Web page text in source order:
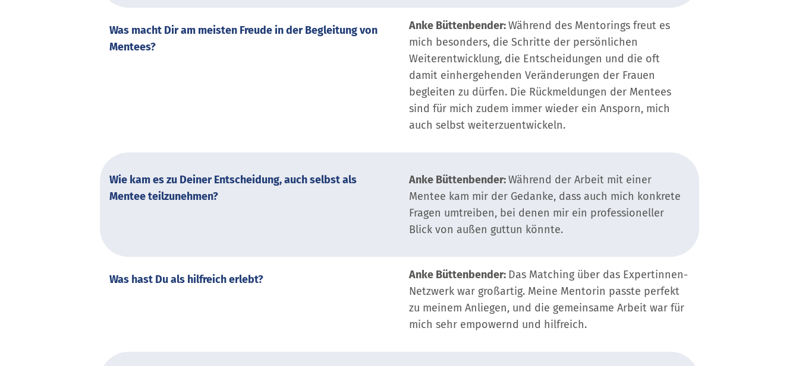
Was macht Dir am meisten Freude in der Begleitung von
Mentees?
Anke Büttenbender:Während des Mentorings freut es
mich besonders, die Schritte der persönlichen
Weiterentwicklung, die Entscheidungen und die oft
damit einhergehenden Veränderungen der Frauen
begleiten zu dürfen. Die Rückmeldungen der Mentees
sind für mich zudem immer wieder ein Ansporn, mich
auch selbst weiterzuentwickeln.
Wie kam es zu Deiner Entscheidung, auch selbst als
Mentee teilzunehmen?
Anke Büttenbender:Während der Arbeit mit einer
Mentee kam mir der Gedanke, dass auch mich konkrete
Fragen umtreiben, bei denen mir ein professioneller
Blick von außen guttun könnte.
Was hast Du als hilfreich erlebt? Anke Büttenbender: Das Matching über das Expertinnen-
Netzwerk war großartig. Meine Mentorin passte perfekt
zu meinem Anliegen, und die gemeinsame Arbeit war für
mich sehr empowernd und hilfreich.